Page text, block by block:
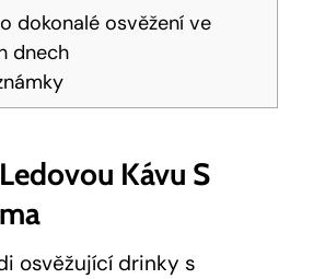
dokonalé osvěžení ve
dnech
Kávu S
osvěžující drinky s